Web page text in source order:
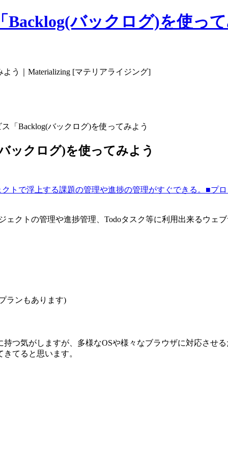
Backlog(バックログ)を使っ
う｜Materializing [マテリアライジング]
「Backlog(バックログ)を使ってみよう
ックログ)を使ってみよう
■プ
クトの管理や進捗管理、Todoタスク等に利用出来るウェ
ランもあります)
つ気がしますが、多様なOSや様々なブラウザに対応させ
てると思います。